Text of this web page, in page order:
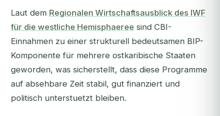
Laut dem Regionalen Wirtschaftsausblick des IWF
für die westliche Hemisphaeree sind CBI-
Einnahmen zu einer strukturell bedeutsamen BIP-
Komponente für mehrere ostkaribische Staaten
geworden, was sicherstellt, dass diese Programme
auf absehbare Zeit stabil, gut finanziert und
politisch unterstuetzt bleiben.